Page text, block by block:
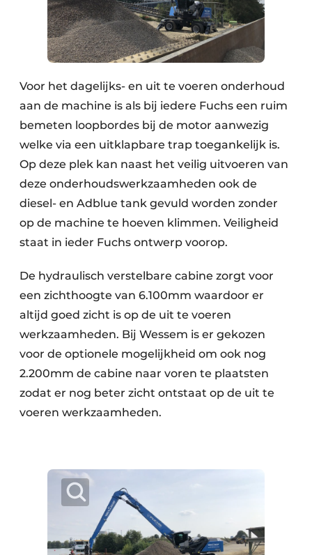
Voor het dagelijks- en uit te voeren onderhoud
aan de machine is als bij iedere Fuchs een ruim
bemeten loopbordes bij de motor aanwezig
welke via een uitklapbare trap toegankelijk is.
Op deze plek kan naast het veilig uitvoeren van
deze onderhoudswerkzaamheden ook de
diesel- en Adblue tank gevuld worden zonder
op de machine te hoeven klimmen. Veiligheid
staat in ieder Fuchs ontwerp voorop.
De hydraulisch verstelbare cabine zorgt voor
een zichthoogte van 6.100mm waardoor er
altijd goed zicht is op de uit te voeren
werkzaamheden. Bij Wessem is er gekozen
voor de optionele mogelijkheid om ook nog
2.200mm de cabine naar voren te plaatsten
zodat er nog beter zicht ontstaat op de uit te
voeren werkzaamheden.